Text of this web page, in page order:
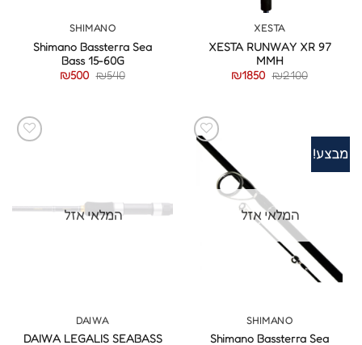
XESTA
XESTA RUNWAY XR 97
MMH
₪2100
המחיר
₪1850
המחיר
SHIMANO
Shimano Bassterra Sea
Bass 15-60G
₪540
המחיר
₪500
המחיר
מבצע!
המלאי אזל
SHIMANO
Shimano Bassterra Sea
המלאי אזל
DAIWA
DAIWA LEGALIS SEABASS